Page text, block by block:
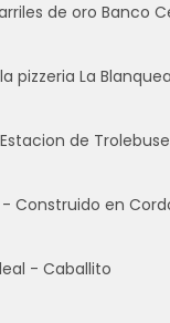
de oro Banco
pizzeria La
de
Construido en
- Caballito